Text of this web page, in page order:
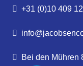
+31 (0)10 409
Bei den Mühren